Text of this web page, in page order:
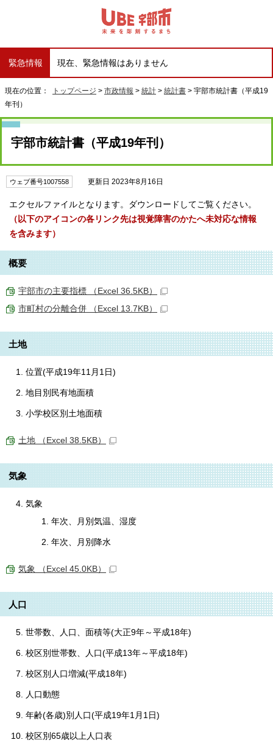
緊急情報 現在、緊急情報はありません
現在の位置： トップページ > 市政情報 > 統計 > 統計書 > 宇部市統計書（平成19
年刊）
宇部市統計書（平成19年刊）
ウェブ番号1007558 更新日 2023年8月16日
エクセルファイルとなります。ダウンロードしてご覧ください。
（以下のアイコンの各リンク先は視覚障害のかたへ未対応な情報
を含みます）
概要
宇部市の主要指標 （Excel 36.5KB）
市町村の分離合併 （Excel 13.7KB）
土地
位置(平成19年11月1日)
地目別民有地面積
小学校区別土地面積
土地 （Excel 38.5KB）
気象
気象
年次、月別気温、湿度
年次、月別降水
気象 （Excel 45.0KB）
人口
世帯数、人口、面積等(大正9年～平成18年)
校区別世帯数、人口(平成13年～平成18年)
校区別人口増減(平成18年)
人口動態
年齢(各歳)別人口(平成19年1月1日)
校区別65歳以上人口表